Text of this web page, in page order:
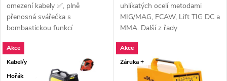
omezení kabely ✅, plně
přenosná svářečka s
bombastickou funkcí
HYBRID✅. Špičkový stroj pro
profíky. Nová...
uhlíkatých ocelí metodami
MIG/MAG, FCAW, Lift TIG DC a
MMA. Další z řady
profesionálních strojů...
Akce
Kabel/y
Hořák
Akce
Záruka +